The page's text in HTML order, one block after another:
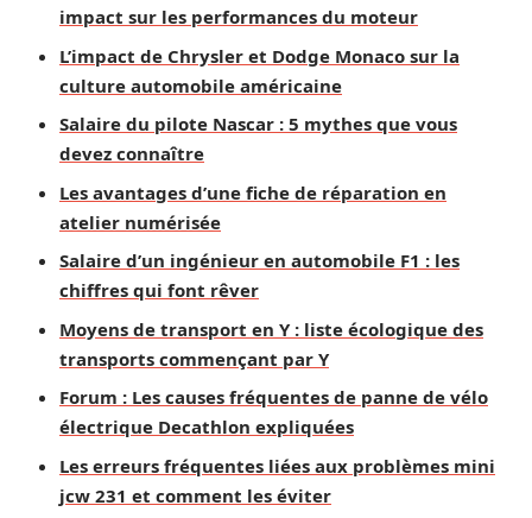
impact sur les performances du moteur
L’impact de Chrysler et Dodge Monaco sur la
culture automobile américaine
Salaire du pilote Nascar : 5 mythes que vous
devez connaître
Les avantages d’une fiche de réparation en
atelier numérisée
Salaire d’un ingénieur en automobile F1 : les
chiffres qui font rêver
Moyens de transport en Y : liste écologique des
transports commençant par Y
Forum : Les causes fréquentes de panne de vélo
électrique Decathlon expliquées
Les erreurs fréquentes liées aux problèmes mini
jcw 231 et comment les éviter